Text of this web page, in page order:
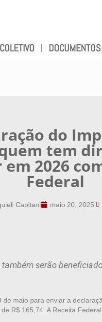
DOCUMENTOS
do
tem
2026
Federal
Capitani maio 20, 2025
serão
maio para enviar a
R$ 165,74. A Receita